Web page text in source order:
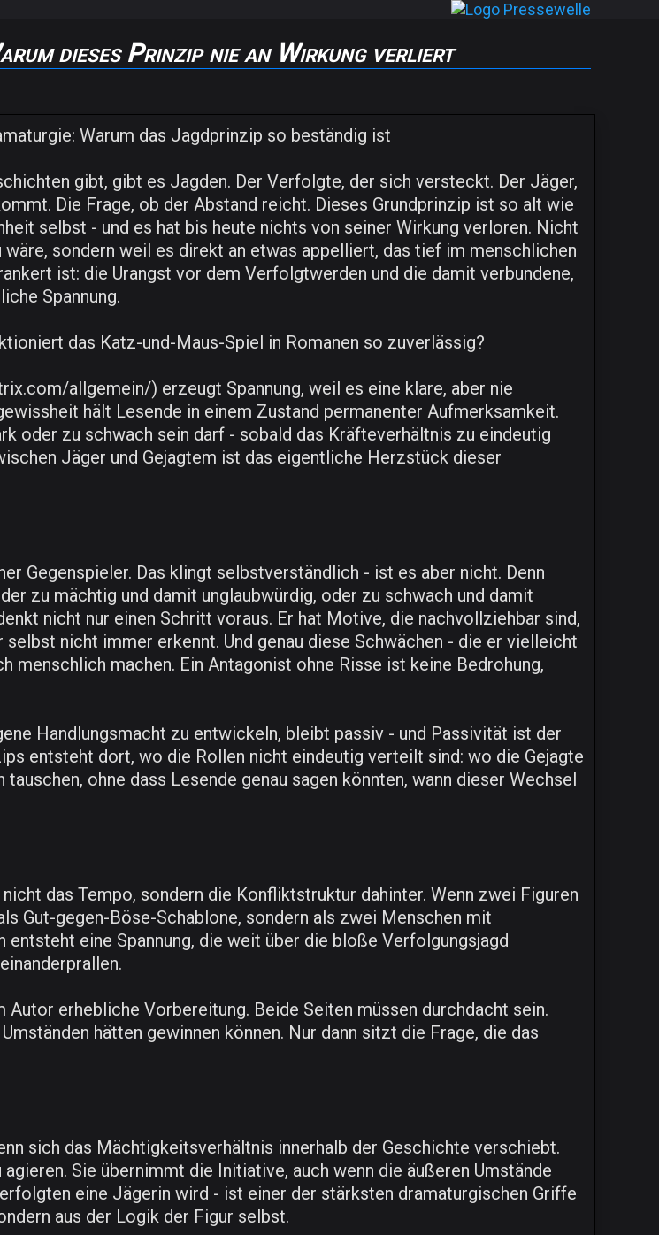
dieses Prinzip nie an Wirkung verliert
Warum das Jagdprinzip so beständig ist
gibt, gibt es Jagden. Der Verfolgte, der sich versteckt. Der Jäger,
Die Frage, ob der Abstand reicht. Dieses Grundprinzip ist so alt wie
selbst - und es hat bis heute nichts von seiner Wirkung verloren. Nicht
wäre, sondern weil es direkt an etwas appelliert, das tief im menschlichen
ist: die Urangst vor dem Verfolgtwerden und die damit verbundene,
Spannung.
das Katz-und-Maus-Spiel in Romanen so zuverlässig?
allgemein/) erzeugt Spannung, weil es eine klare, aber nie
hält Lesende in einem Zustand permanenter Aufmerksamkeit.
oder zu schwach sein darf - sobald das Kräfteverhältnis zu eindeutig
Jäger und Gejagtem ist das eigentliche Herzstück dieser
Gegenspieler. Das klingt selbstverständlich - ist es aber nicht. Denn
zu mächtig und damit unglaubwürdig, oder zu schwach und damit
nicht nur einen Schritt voraus. Er hat Motive, die nachvollziehbar sind,
nicht immer erkennt. Und genau diese Schwächen - die er vielleicht
menschlich machen. Ein Antagonist ohne Risse ist keine Bedrohung,
Handlungsmacht zu entwickeln, bleibt passiv - und Passivität ist der
entsteht dort, wo die Rollen nicht eindeutig verteilt sind: wo die Gejagte
ohne dass Lesende genau sagen könnten, wann dieser Wechsel
das Tempo, sondern die Konfliktstruktur dahinter. Wenn zwei Figuren
Gut-gegen-Böse-Schablone, sondern als zwei Menschen mit
eine Spannung, die weit über die bloße Verfolgungsjagd
erhebliche Vorbereitung. Beide Seiten müssen durchdacht sein.
hätten gewinnen können. Nur dann sitzt die Frage, die das
sich das Mächtigkeitsverhältnis innerhalb der Geschichte verschiebt.
Sie übernimmt die Initiative, auch wenn die äußeren Umstände
eine Jägerin wird - ist einer der stärksten dramaturgischen Griffe
aus der Logik der Figur selbst.